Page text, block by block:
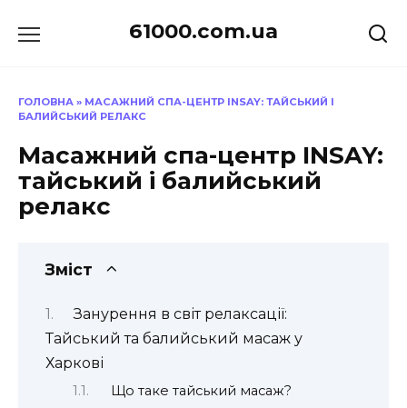
до
61000.com.ua
ГОЛОВНА » МАСАЖНИЙ СПА-ЦЕНТР INSAY: ТАЙСЬКИЙ І
БАЛИЙСЬКИЙ РЕЛАКС
Масажний спа-центр INSAY:
тайський і балийський
релакс
Зміст
Занурення в світ релаксації:
Тайський та балийський масаж у
Харкові
Що таке тайський масаж?